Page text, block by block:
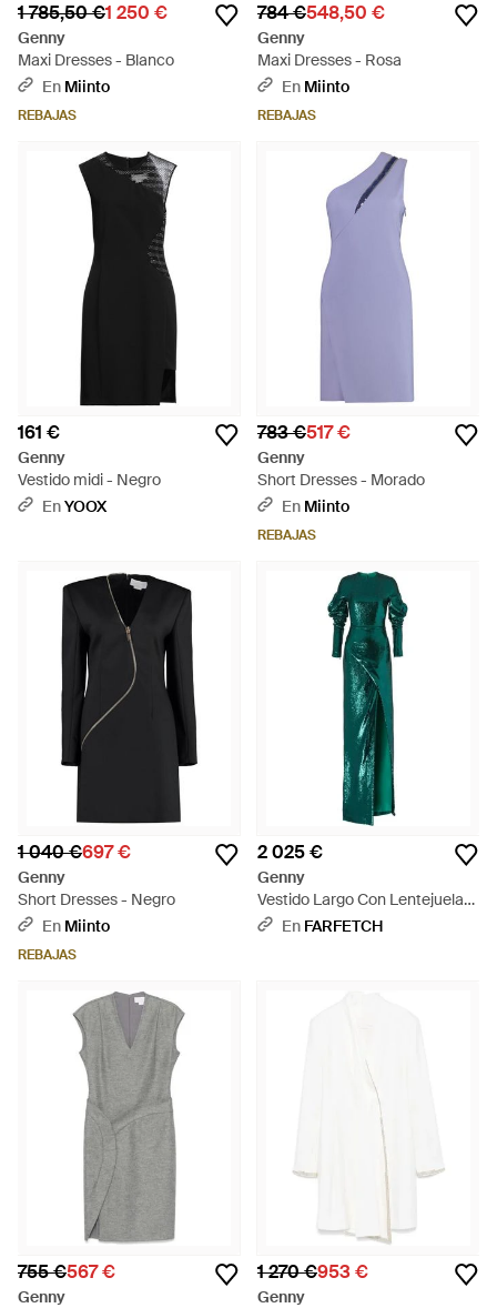
1 785,50 €1 250 €
Genny
Maxi Dresses - Blanco
En Miinto
REBAJAS
784 €548,50 €
Genny
Maxi Dresses - Rosa
En Miinto
REBAJAS
161 €
Genny
Vestido midi - Negro
EnYOOX
783 €517 €
Genny
Short Dresses - Morado
En Miinto
REBAJAS
1 040 €697 €
Genny
Short Dresses - Negro
En Miinto
REBAJAS
2 025 €
Genny
Vestido Largo Con Lentejuelas
- Verde
En FARFETCH
755 €567 €
Genny
1 270 €953 €
Genny